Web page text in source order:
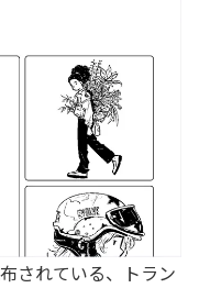
されている、トラン